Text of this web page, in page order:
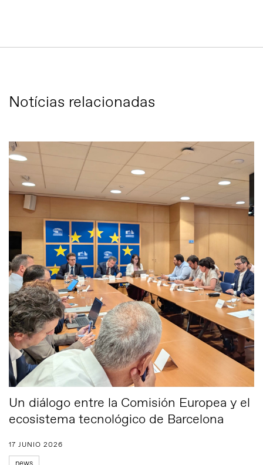
Notícias relacionadas
Un diálogo entre la Comisión Europea y el
ecosistema tecnológico de Barcelona
17 JUNIO 2026